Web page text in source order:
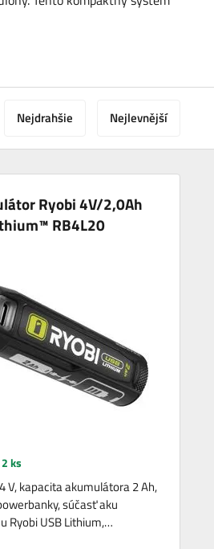
Nejdrahšie Nejlevnější
Ryobi 4V/2,0Ah
RB4L20
ks
V, kapacita akumulátora 2 Ah,
súčasť aku
Ryobi USB Lithium,…